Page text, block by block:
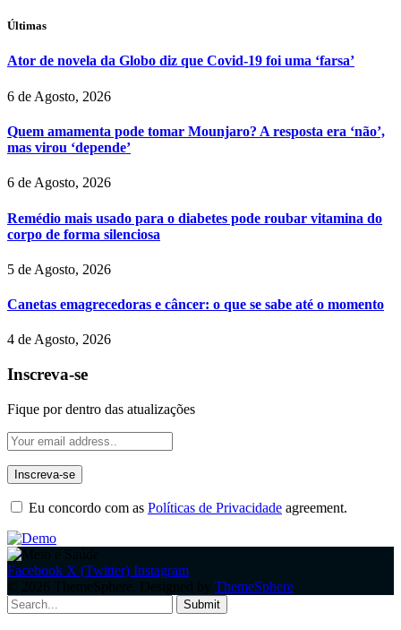
Últimas
Ator de novela da Globo diz que Covid-19 foi uma ‘farsa’
6 de Agosto, 2026
Quem amamenta pode tomar Mounjaro? A resposta era ‘não’,
mas virou ‘depende’
6 de Agosto, 2026
Remédio mais usado para o diabetes pode roubar vitamina do
corpo de forma silenciosa
5 de Agosto, 2026
Canetas emagrecedoras e câncer: o que se sabe até o momento
4 de Agosto, 2026
Inscreva-se
Fique por dentro das atualizações
Eu concordo com as Políticas de Privacidade agreement.
Facebook X (Twitter) Instagram
ThemeSphere
Submit